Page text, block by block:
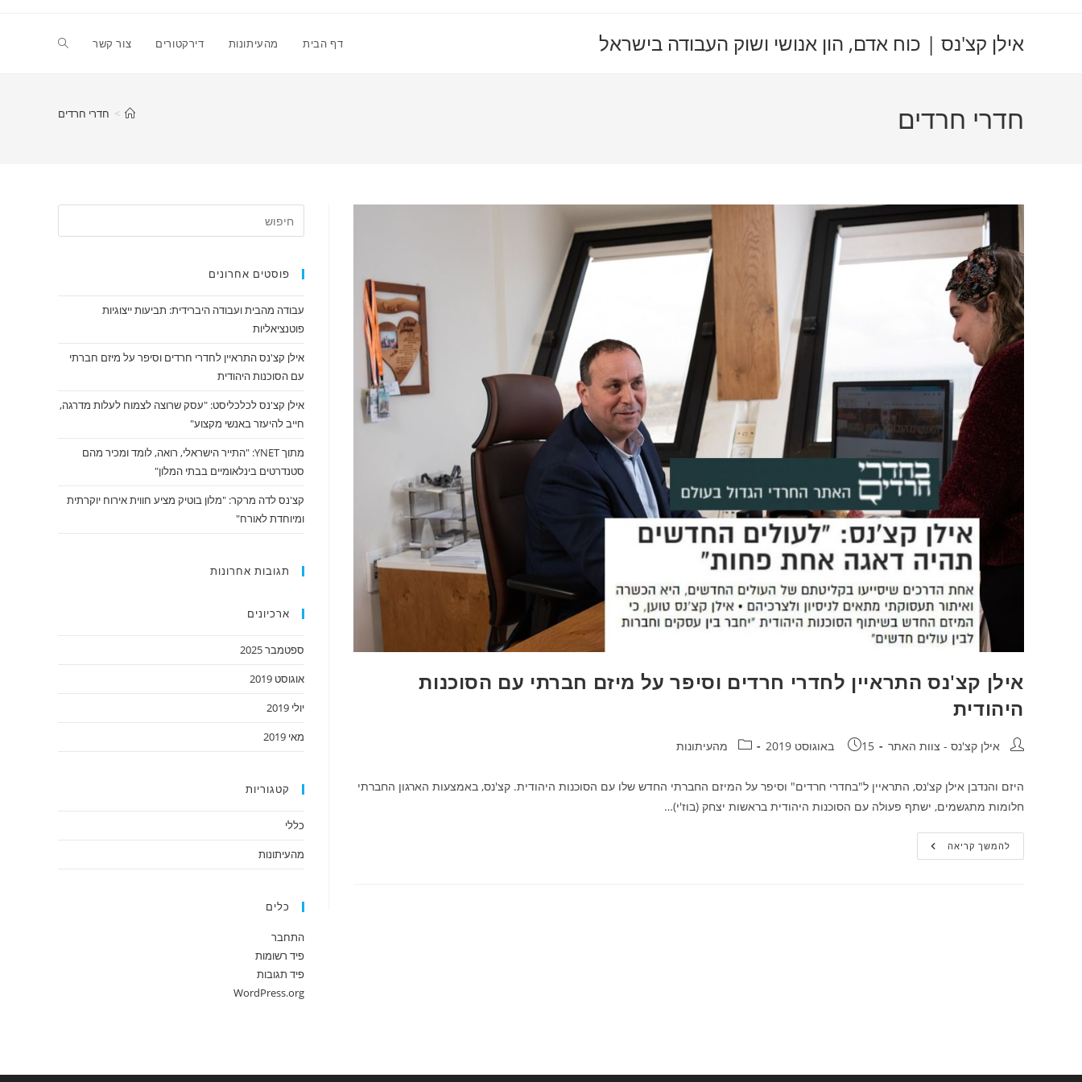
אילן קצ'נס | כוח אדם, הון אנושי ושוק העבודה בישראל דף הבית מהעיתונות דירקטורים צור קשר Toggle
חדרי חרדים > חדרי חרדים
אילן קצ'נס התראיין לחדרי חרדים וסיפר על מיזם חברתי עם הסוכנות
היהודית
מחבר:אילן קצ'נס - צוות האתר פורסם:
15 באוגוסט 2019 קטגוריה:מהעיתונות
היזם והנדבן אילן קצ'נס, התראיין ל"בחדרי חרדים" וסיפר על המיזם החברתי החדש שלו עם הסוכנות היהודית. קצ'נס, באמצעות הארגון החברתי
חלומות מתגשמים, ישתף פעולה עם הסוכנות היהודית בראשות יצחק (בוז'י)…
להמשך קריאהאילן
קצ'נס
פוסטים אחרונים
עבודה מהבית ועבודה היברידית: תביעות ייצוגיות
פוטנציאליות
אילן קצ'נס התראיין לחדרי חרדים וסיפר על מיזם חברתי
עם הסוכנות היהודית
אילן קצ'נס לכלכליסט: "עסק שרוצה לצמוח לעלות מדרגה,
חייב להיעזר באנשי מקצוע"
מתוך YNET: "התייר הישראלי, רואה, לומד ומכיר מהם
סטנדרטים בינלאומיים בבתי המלון"
קצ'נס לדה מרקר: "מלון בוטיק מציע חווית אירוח יוקרתית
ומיוחדת לאורח"
תגובות אחרונות
ארכיונים
ספטמבר 2025
אוגוסט 2019
יולי 2019
מאי 2019
קטגוריות
כללי
מהעיתונות
כלים
התחבר
פיד רשומות
פיד תגובות
WordPress.org